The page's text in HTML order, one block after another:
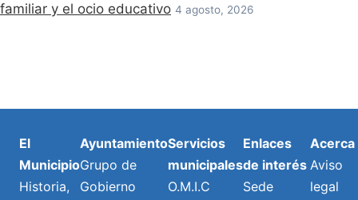
familiar y el ocio educativo 4 agosto, 2026
El
Municipio
Historia,
Ayuntamiento
Grupo de
Gobierno
Servicios
municipales
O.M.I.C
Enlaces
de interés
Sede
Acerca
Aviso
legal